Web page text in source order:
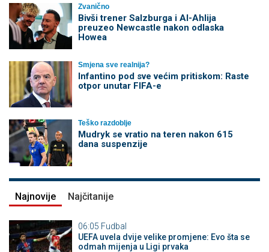
Zvanično
Bivši trener Salzburga i Al-Ahlija
preuzeo Newcastle nakon odlaska
Howea
Smjena sve realnija?
Infantino pod sve većim pritiskom: Raste
otpor unutar FIFA-e
Teško razdoblje
Mudryk se vratio na teren nakon 615
dana suspenzije
Najnovije Najčitanije
06:05 Fudbal
UEFA uvela dvije velike promjene: Evo šta se
odmah mijenja u Ligi prvaka